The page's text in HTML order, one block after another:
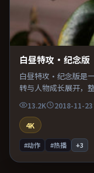
白昼特攻·纪念版
白昼特攻·纪念版是
转与人物成长展开，
13.2K 2018-11-23
4K
#动作 #热播 +3